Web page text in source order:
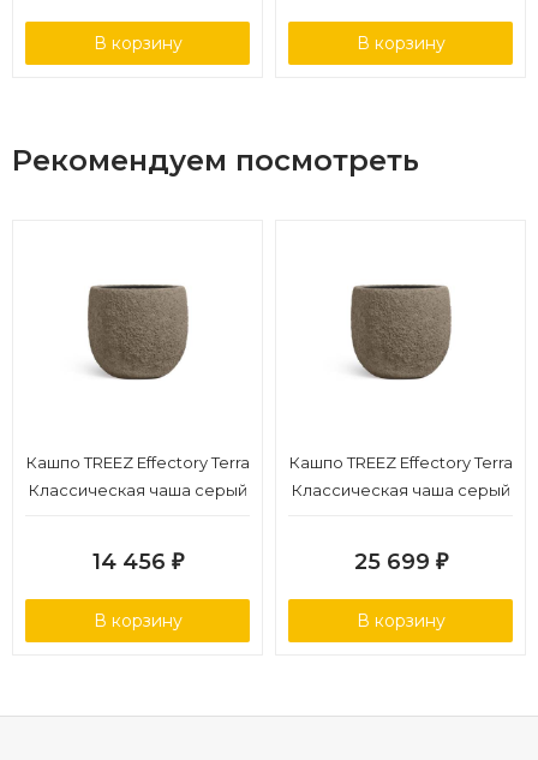
В корзину В корзину
Рекомендуем посмотреть
Кашпо TREEZ Effectory Terra
Классическая чаша серый
14 456 ₽
В корзину
Кашпо TREEZ Effectory Terra
Классическая чаша серый
25 699 ₽
В корзину